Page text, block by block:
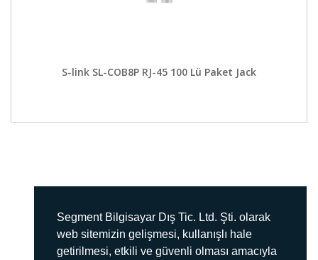
Segment Bilgisayar Dış Tic. Ltd. Şti. olarak
web sitemizin gelişmesi, kullanışlı hale
getirilmesi, etkili ve güvenli olması amacıyla
S-link SL-COB8P RJ-45 100 Lü Paket Jack